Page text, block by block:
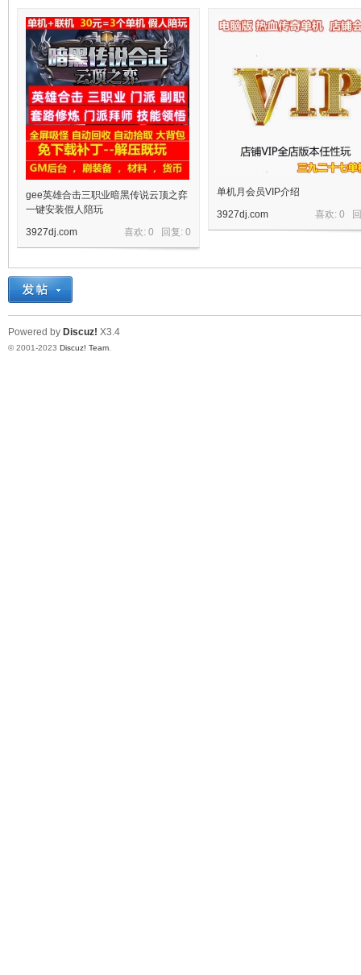
gee英雄合击三职业暗黑传说云顶之弈
一键安装假人陪玩
喜欢: 0 回复: 0
3927dj.com
单机月会员VIP介绍
喜欢: 0
3927dj.com
Powered by Discuz! X3.4
© 2001-2023 Discuz! Team.